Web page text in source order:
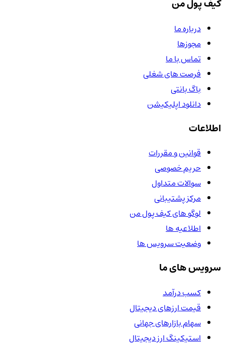
کیف پول من
درباره ما
مجوزها
تماس با ما
فرصت های شغلی
باگ بانتی
دانلود اپلیکیشن
اطلاعات
قوانین و مقررات
حریم خصوصی
سوالات متداول
مرکز پشتیبانی
لوگو های کیف پول من
اطلاعیه ها
وضعیت سرویس ها
سرویس های ما
کسب درآمد
قیمت ارزهای دیجیتال
سهام بازارهای جهانی
استیکینگ ارز دیجیتال